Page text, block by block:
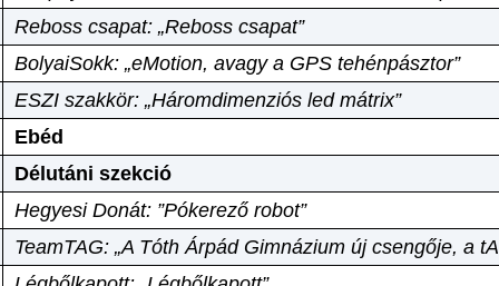
Reboss csapat: „Reboss csapat”
BolyaiSokk: „eMotion, avagy a GPS tehénpásztor”
ESZI szakkör: „Háromdimenziós led mátrix”
Ebéd
Délutáni szekció
Hegyesi Donát: ”Pókerező robot”
TeamTAG: „A Tóth Árpád Gimnázium új csengője, a